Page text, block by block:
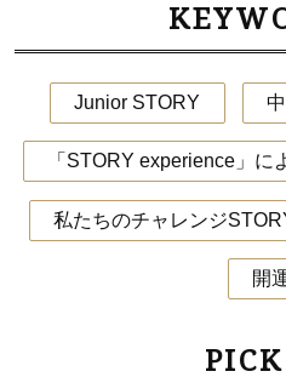
Junior STORY
「STORY experience」に
私たちのチャレンジ
開